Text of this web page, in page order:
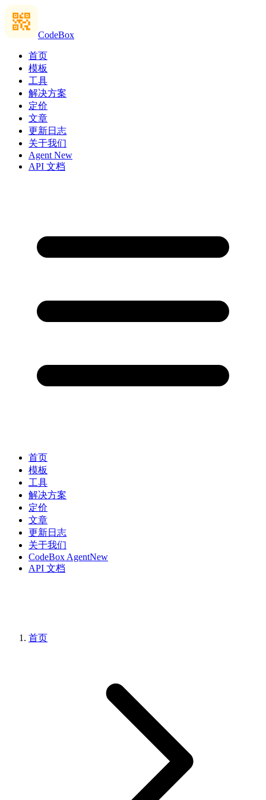
CodeBox
首页
模板
工具
解决方案
定价
文章
更新日志
关于我们
Agent New
API 文档
首页
模板
工具
解决方案
定价
文章
更新日志
关于我们
CodeBox AgentNew
API 文档
首页